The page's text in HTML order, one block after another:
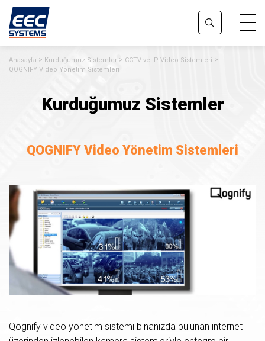
Anasayfa Kurduğumuz Sistemler
CCTV ve IP Video Sistemleri
QOGNIFY Video Yönetim Sistemleri
Kurduğumuz Sistemler
QOGNIFY Video Yönetim Sistemleri
Qognify video yönetim sistemi binanızda bulunan internet